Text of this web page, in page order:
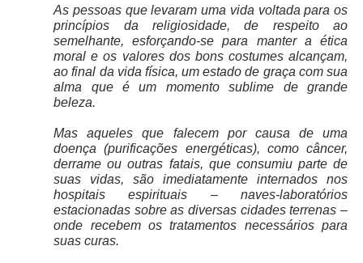
As pessoas que levaram uma vida voltada para os
princípios da religiosidade, de respeito ao
semelhante, esforçando-se para manter a ética
moral e os valores dos bons costumes alcançam,
ao final da vida física, um estado de graça com sua
alma que é um momento sublime de grande
beleza.
Mas aqueles que falecem por causa de uma
doença (purificações energéticas), como câncer,
derrame ou outras fatais, que consumiu parte de
suas vidas, são imediatamente internados nos
hospitais espirituais – naves-laboratórios
estacionadas sobre as diversas cidades terrenas –
onde recebem os tratamentos necessários para
suas curas.